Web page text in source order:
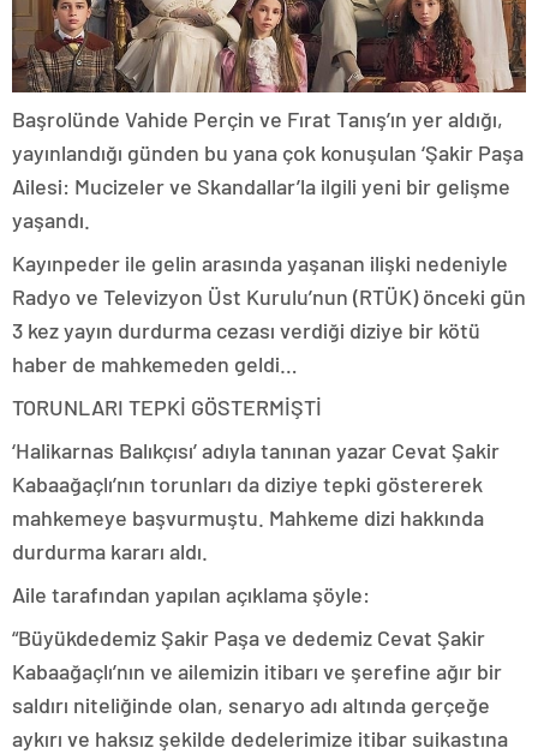
Başrolünde Vahide Perçin ve Fırat Tanış’ın yer aldığı,
yayınlandığı günden bu yana çok konuşulan ‘Şakir Paşa
Ailesi: Mucizeler ve Skandallar’la ilgili yeni bir gelişme
yaşandı.
Kayınpeder ile gelin arasında yaşanan ilişki nedeniyle
Radyo ve Televizyon Üst Kurulu’nun (RTÜK) önceki gün
3 kez yayın durdurma cezası verdiği diziye bir kötü
haber de mahkemeden geldi…
TORUNLARI TEPKİ GÖSTERMİŞTİ
‘Halikarnas Balıkçısı’ adıyla tanınan yazar Cevat Şakir
Kabaağaçlı’nın torunları da diziye tepki göstererek
mahkemeye başvurmuştu. Mahkeme dizi hakkında
durdurma kararı aldı.
Aile tarafından yapılan açıklama şöyle:
“Büyükdedemiz Şakir Paşa ve dedemiz Cevat Şakir
Kabaağaçlı’nın ve ailemizin itibarı ve şerefine ağır bir
saldırı niteliğinde olan, senaryo adı altında gerçeğe
aykırı ve haksız şekilde dedelerimize itibar suikastına